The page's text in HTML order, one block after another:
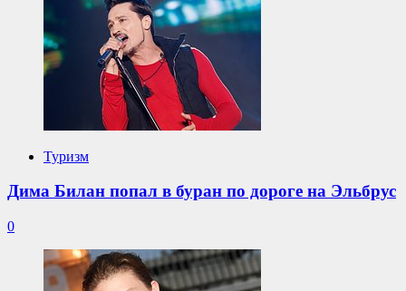
Туризм
Дима Билан попал в буран по дороге на Эльбрус
0